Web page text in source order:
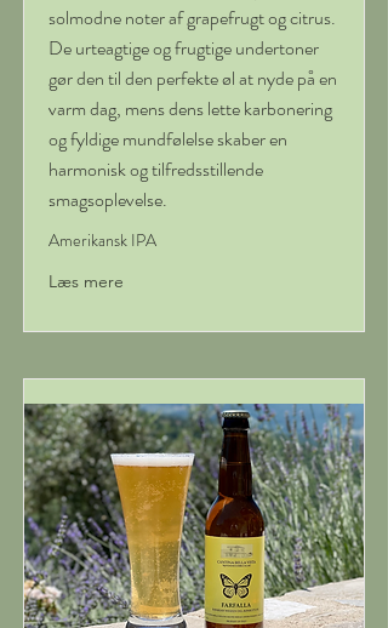
solmodne noter af grapefrugt og citrus.
De urteagtige og frugtige undertoner
gør den til den perfekte øl at nyde på en
varm dag, mens dens lette karbonering
og fyldige mundfølelse skaber en
harmonisk og tilfredsstillende
smagsoplevelse.
Amerikansk IPA
Læs mere